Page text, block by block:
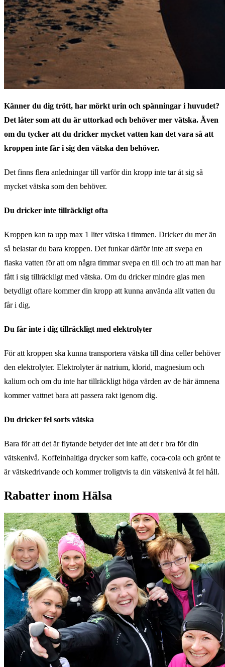
Känner du dig trött, har mörkt urin och spänningar i huvudet?
Det låter som att du är uttorkad och behöver mer vätska. Även
om du tycker att du dricker mycket vatten kan det vara så att
kroppen inte får i sig den vätska den behöver.
Det finns flera anledningar till varför din kropp inte tar åt sig så
mycket vätska som den behöver.
Du dricker inte tillräckligt ofta
Kroppen kan ta upp max 1 liter vätska i timmen. Dricker du mer än
så belastar du bara kroppen. Det funkar därför inte att svepa en
flaska vatten för att om några timmar svepa en till och tro att man har
fått i sig tillräckligt med vätska. Om du dricker mindre glas men
betydligt oftare kommer din kropp att kunna använda allt vatten du
får i dig.
Du får inte i dig tillräckligt med elektrolyter
För att kroppen ska kunna transportera vätska till dina celler behöver
den elektrolyter. Elektrolyter är natrium, klorid, magnesium och
kalium och om du inte har tillräckligt höga värden av de här ämnena
kommer vattnet bara att passera rakt igenom dig.
Du dricker fel sorts vätska
Bara för att det är flytande betyder det inte att det r bra för din
vätskenivå. Koffeinhaltiga drycker som kaffe, coca-cola och grönt te
är vätskedrivande och kommer troligtvis ta din vätskenivå åt fel håll.
Rabatter inom Hälsa